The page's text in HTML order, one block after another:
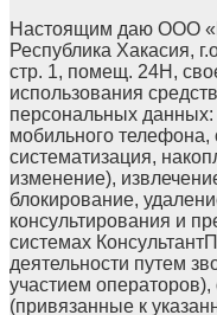
Настоящим даю ООО
Республика Хакасия,
стр. 1, помещ. 24Н,
использования
персональных
мобильного
систематизация,
изменение),
блокирование,
консультирования и
системах
деятельности путем
участием
(привязанные к